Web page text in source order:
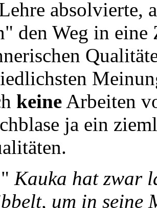
absolvierte,
den Weg in eine
keine Arbeiten
ja ein
Kauka hat zwar
um in seine